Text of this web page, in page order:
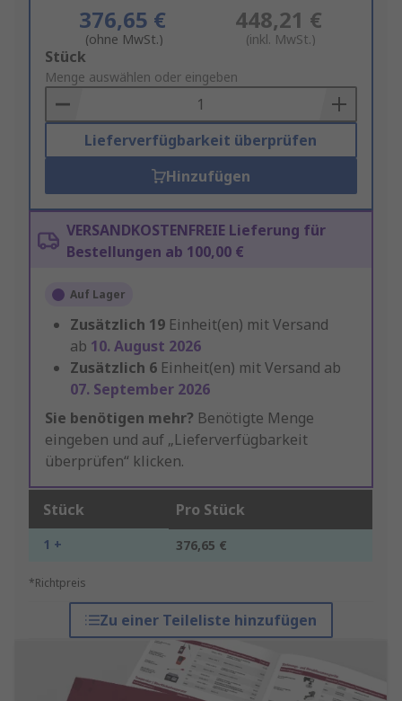
376,65 €
(ohne MwSt.)
448,21 €
(inkl. MwSt.)
Add
to
Basket
Stück
Menge auswählen oder eingeben
Lieferverfügbarkeit überprüfen
Hinzufügen
VERSANDKOSTENFREIE Lieferung für
Bestellungen ab 100,00 €
Auf Lager
Zusätzlich 19 Einheit(en) mit Versand
ab 10. August 2026
Zusätzlich 6 Einheit(en) mit Versand ab
07. September 2026
Sie benötigen mehr? Benötigte Menge
eingeben und auf „Lieferverfügbarkeit
überprüfen“ klicken.
Stück Pro Stück
1 + 376,65 €
*Richtpreis
Zu einer Teileliste hinzufügen